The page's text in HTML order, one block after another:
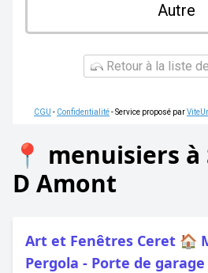
Autre
Retour à la liste
CGU - Confidentialité- Service proposé par
📍 menuisiers
D Amont
Art et Fenêtres Ceret 🏠
Pergola - Porte de